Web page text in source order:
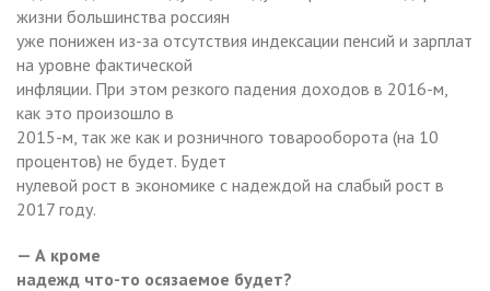
жизни большинства россиян
уже понижен из-за отсутствия индексации пенсий и зарплат
на уровне фактической
инфляции. При этом резкого падения доходов в 2016-м,
как это произошло в
2015-м, так же как и розничного товарооборота (на 10
процентов) не будет. Будет
нулевой рост в экономике с надеждой на слабый рост в
2017 году.
— А кроме
надежд что-то осязаемое будет?